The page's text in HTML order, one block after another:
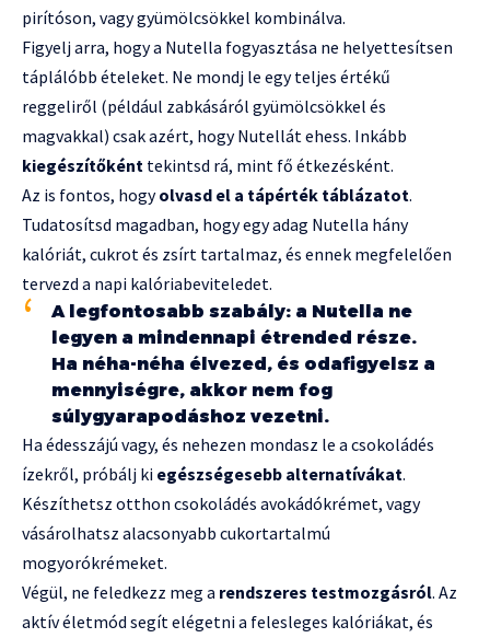
pirítóson, vagy gyümölcsökkel kombinálva.
Figyelj arra, hogy a Nutella fogyasztása ne helyettesítsen
táplálóbb ételeket. Ne mondj le egy teljes értékű
reggeliről (például zabkásáról gyümölcsökkel és
magvakkal) csak azért, hogy Nutellát ehess. Inkább
kiegészítőként tekintsd rá, mint fő étkezésként.
Az is fontos, hogyolvasd el a tápérték táblázatot.
Tudatosítsd magadban, hogy egy adag Nutella hány
kalóriát, cukrot és zsírt tartalmaz, és ennek megfelelően
tervezd a napi kalóriabeviteledet.
A legfontosabb szabály: a Nutella ne
legyen a mindennapi étrended része.
Ha néha-néha élvezed, és odafigyelsz a
mennyiségre, akkor nem fog
súlygyarapodáshoz vezetni.
Ha édesszájú vagy, és nehezen mondasz le a csokoládés
ízekről, próbálj ki egészségesebb alternatívákat.
Készíthetsz otthon csokoládés avokádókrémet, vagy
vásárolhatsz alacsonyabb cukortartalmú
mogyorókrémeket.
Végül, ne feledkezz meg a rendszeres testmozgásról. Az
aktív életmód segít elégetni a felesleges kalóriákat, és